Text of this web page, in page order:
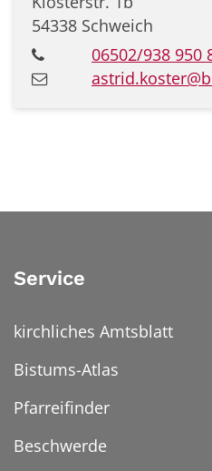
54338 Schweich
06502/938 950
Service
kirchliches Amtsblatt
Bistums-Atlas
Pfarreifinder
Beschwerde